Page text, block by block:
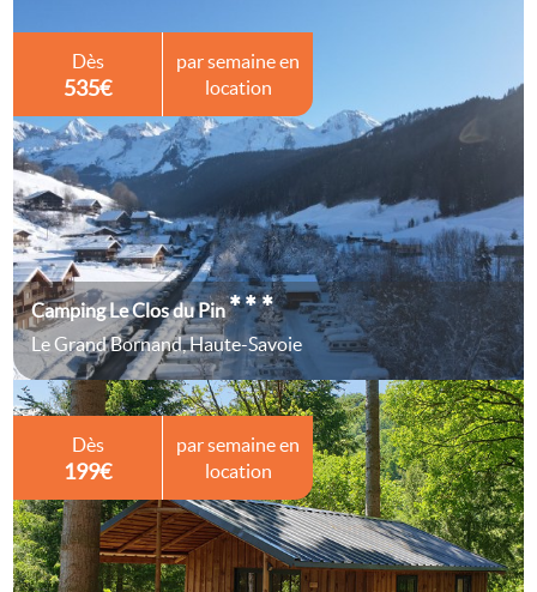
Dès
535€
par semaine en
location
Camping Le Clos du Pin***
Le Grand Bornand, Haute-Savoie
Dès
199€
par semaine en
location